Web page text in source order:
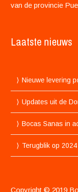
van de provincie
Laatste nieuws
Nieuwe levering
Updates uit de
Bocas Sanas in
Terugblik op
Copyright © 2019